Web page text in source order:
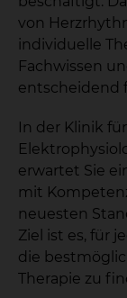
von
individuelle
Fachwissen
entscheidend
In der Klinik
erwartet Sie
mit
neuesten
Ziel ist es, für
die
Therapie zu